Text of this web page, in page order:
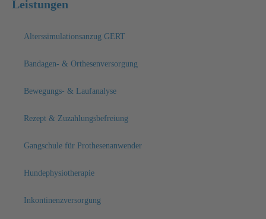
Leistungen
Alterssimulationsanzug GERT
Bandagen- & Orthesenversorgung
Bewegungs- & Laufanalyse
Rezept & Zuzahlungsbefreiung
Gangschule für Prothesenanwender
Hundephysiotherapie
Inkontinenzversorgung